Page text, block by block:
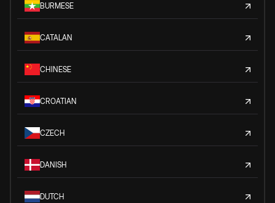
BURMESE
CATALAN
CHINESE
CROATIAN
CZECH
DANISH
DUTCH